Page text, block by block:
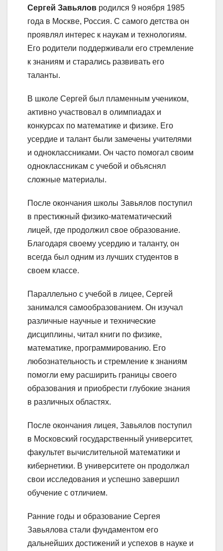
Сергей Завьялов родился 9 ноября 1985
года в Москве, Россия. С самого детства он
проявлял интерес к наукам и технологиям.
Его родители поддерживали его стремление
к знаниям и старались развивать его
таланты.
В школе Сергей был пламенным учеником,
активно участвовал в олимпиадах и
конкурсах по математике и физике. Его
усердие и талант были замечены учителями
и одноклассниками. Он часто помогал своим
одноклассникам с учебой и объяснял
сложные материалы.
После окончания школы Завьялов поступил
в престижный физико-математический
лицей, где продолжил свое образование.
Благодаря своему усердию и таланту, он
всегда был одним из лучших студентов в
своем классе.
Параллельно с учебой в лицее, Сергей
занимался самообразованием. Он изучал
различные научные и технические
дисциплины, читал книги по физике,
математике, программированию. Его
любознательность и стремление к знаниям
помогли ему расширить границы своего
образования и приобрести глубокие знания
в различных областях.
После окончания лицея, Завьялов поступил
в Московский государственный университет,
факультет вычислительной математики и
кибернетики. В университете он продолжал
свои исследования и успешно завершил
обучение с отличием.
Ранние годы и образование Сергея
Завьялова стали фундаментом его
дальнейших достижений и успехов в науке и